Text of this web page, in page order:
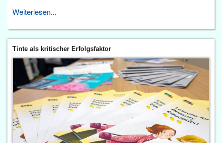
Weiterlesen...
Tinte als kritischer Erfolgsfaktor